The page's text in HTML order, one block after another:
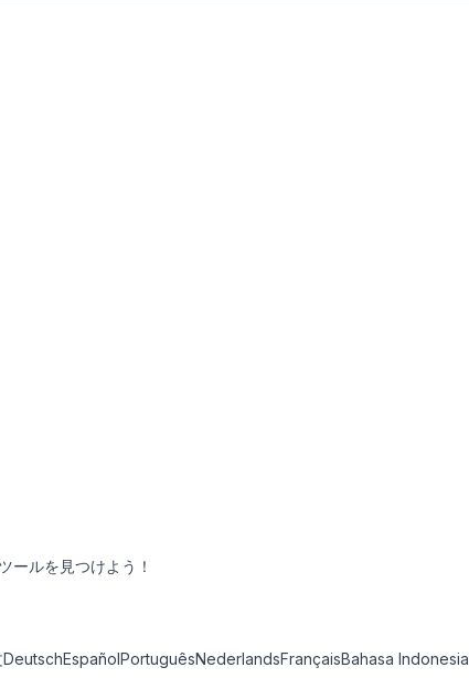
ールを見つけよう！
DeutschEspañolPortuguêsNederlandsFrançaisBahasa Indonesia